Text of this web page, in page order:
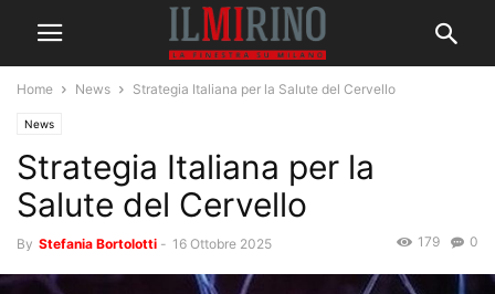
Home News Strategia Italiana per la Salute del Cervello
News
Strategia Italiana per la
Salute del Cervello
By Stefania Bortolotti - 16 Ottobre 2025 0
179